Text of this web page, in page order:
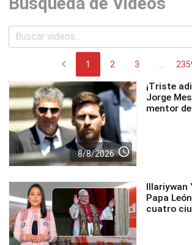
chevron_left 1 2 3
8/8/2026 access_time
¡Triste
Jorge
mentor
Illariywan
Papa
cuatro